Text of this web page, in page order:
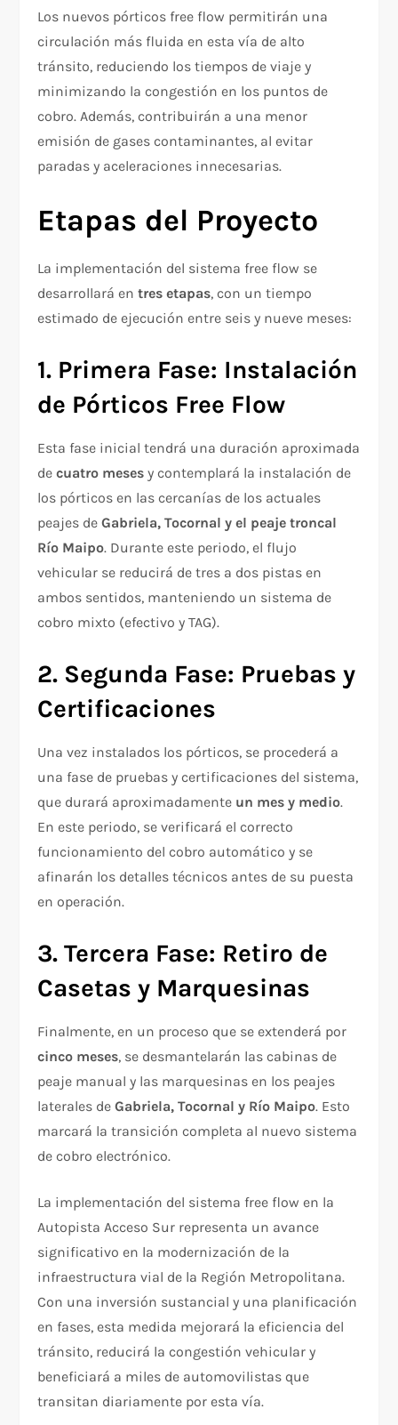
Los nuevos pórticos free flow permitirán una
circulación más fluida en esta vía de alto
tránsito, reduciendo los tiempos de viaje y
minimizando la congestión en los puntos de
cobro. Además, contribuirán a una menor
emisión de gases contaminantes, al evitar
paradas y aceleraciones innecesarias.
Etapas del Proyecto
La implementación del sistema free flow se
desarrollará entres etapas, con un tiempo
estimado de ejecución entre seis y nueve meses:
1. Primera Fase: Instalación
de Pórticos Free Flow
Esta fase inicial tendrá una duración aproximada
decuatro meses y contemplará la instalación de
los pórticos en las cercanías de los actuales
peajes deGabriela, Tocornal y el peaje troncal
Río Maipo. Durante este periodo, el flujo
vehicular se reducirá de tres a dos pistas en
ambos sentidos, manteniendo un sistema de
cobro mixto (efectivo y TAG).
2. Segunda Fase: Pruebas y
Certificaciones
Una vez instalados los pórticos, se procederá a
una fase de pruebas y certificaciones del sistema,
que durará aproximadamente un mes y medio.
En este periodo, se verificará el correcto
funcionamiento del cobro automático y se
afinarán los detalles técnicos antes de su puesta
en operación.
3. Tercera Fase: Retiro de
Casetas y Marquesinas
Finalmente, en un proceso que se extenderá por
cinco meses, se desmantelarán las cabinas de
peaje manual y las marquesinas en los peajes
laterales deGabriela, Tocornal y Río Maipo. Esto
marcará la transición completa al nuevo sistema
de cobro electrónico.
La implementación del sistema free flow en la
Autopista Acceso Sur representa un avance
significativo en la modernización de la
infraestructura vial de la Región Metropolitana.
Con una inversión sustancial y una planificación
en fases, esta medida mejorará la eficiencia del
tránsito, reducirá la congestión vehicular y
beneficiará a miles de automovilistas que
transitan diariamente por esta vía.